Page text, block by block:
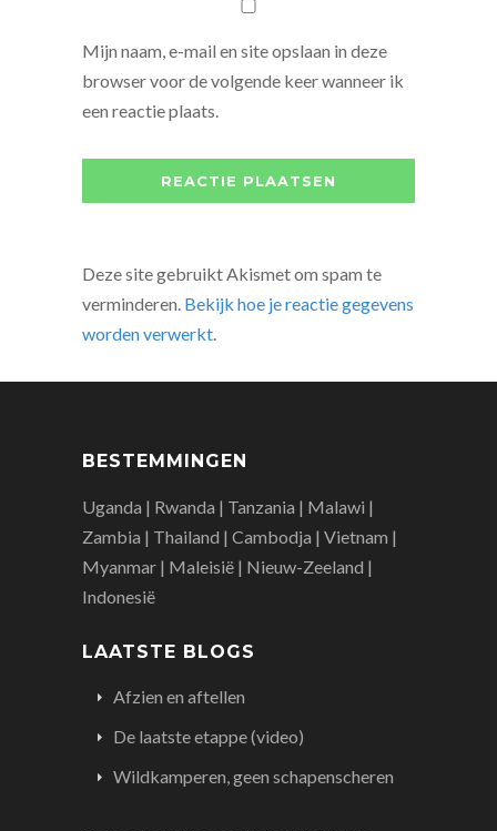
Mijn naam, e-mail en site opslaan in deze
browser voor de volgende keer wanneer ik
een reactie plaats.
Deze site gebruikt Akismet om spam te
verminderen. Bekijk hoe je reactie gegevens
worden verwerkt.
BESTEMMINGEN
Uganda | Rwanda | Tanzania | Malawi |
Zambia | Thailand | Cambodja | Vietnam |
Myanmar | Maleisië | Nieuw-Zeeland |
Indonesië
LAATSTE BLOGS
Afzien en aftellen
De laatste etappe (video)
Wildkamperen, geen schapenscheren